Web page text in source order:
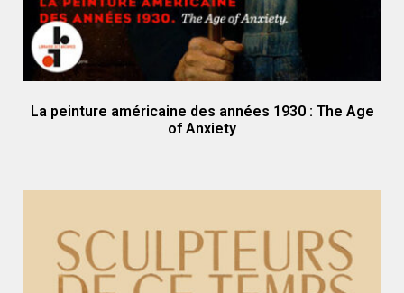
La peinture américaine des années 1930 : The Age
of Anxiety